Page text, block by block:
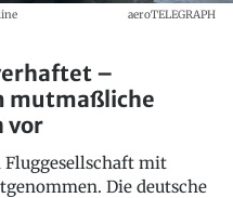
aeroTELEGRAPH
–
mutmaßliche
vor
Fluggesellschaft mit
Die deutsche